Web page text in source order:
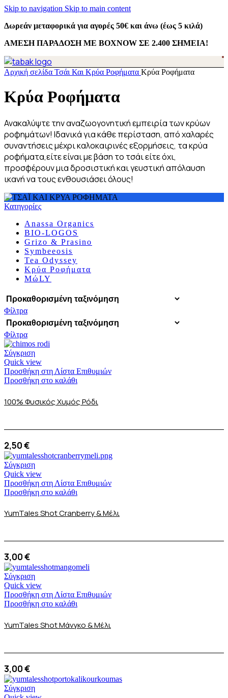
Skip to navigation Skip to main content
Δωρεάν μεταφορικά για αγορές 50€ και άνω (έως 5 κιλά)
ΑΜΕΣΗ ΠΑΡΑΔΟΣΗ ΜΕ BOXNOW ΣΕ 2.400 ΣΗΜΕΙΑ!
Αρχική σελίδα Τσάι Και Κρύα Ροφήματα Κρύα Ροφήματα
Κρύα Ροφήματα
Ανακαλύψτε την αναζωογονητική εμπειρία των κρύων
ροφημάτων! Ιδανικά για κάθε περίσταση, από χαλαρές
συναντήσεις μέχρι καλοκαιρινές εξορμήσεις, τα κρύα
ροφήματα,είτε είναι με βάση το τσάι είτε όχι,
προσφέρουν μια δροσιστική και γευστική απόλαυση
ικανή να τους ενθουσιάσει όλους!
Κατηγορίες
Anassa Organics
BIO-LOGOS
Grizo & Prasino
Symbeeosis
Tea Odyssey
Κρύα Ροφήματα
ΜώLY
Φίλτρα
Φίλτρα
Σύγκριση
Quick view
Προσθήκη στη Λίστα Επιθυμιών
Προσθήκη στο καλάθι
100% Φυσικός Χυμός Ρόδι
2,50€
Σύγκριση
Quick view
Προσθήκη στη Λίστα Επιθυμιών
Προσθήκη στο καλάθι
YumTales Shot Cranberry & Μέλι
3,00€
Σύγκριση
Quick view
Προσθήκη στη Λίστα Επιθυμιών
Προσθήκη στο καλάθι
YumTales Shot Μάνγκο & Μέλι
3,00€
Σύγκριση